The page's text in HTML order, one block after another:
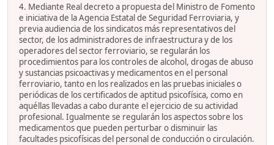
4. Mediante Real decreto a propuesta del Ministro de Fomento
e iniciativa de la Agencia Estatal de Seguridad Ferroviaria, y
previa audiencia de los sindicatos más representativos del
sector, de los administradores de infraestructura y de los
operadores del sector ferroviario, se regularán los
procedimientos para los controles de alcohol, drogas de abuso
y sustancias psicoactivas y medicamentos en el personal
ferroviario, tanto en los realizados en las pruebas iniciales o
periódicas de los certificados de aptitud psicofísica, como en
aquéllas llevadas a cabo durante el ejercicio de su actividad
profesional. Igualmente se regularán los aspectos sobre los
medicamentos que pueden perturbar o disminuir las
facultades psicofísicas del personal de conducción o circulación.